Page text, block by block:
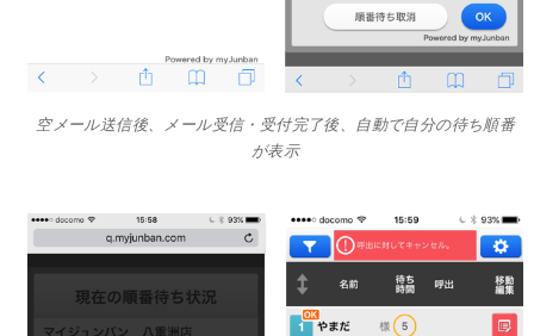
空メール送信後、メール受信・受付完了後、自動で自分の待ち順番
が表示